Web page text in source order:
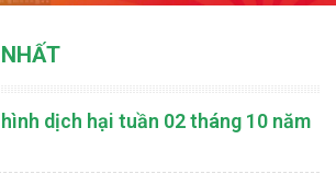
dịch hại tuần 02 tháng 10 năm